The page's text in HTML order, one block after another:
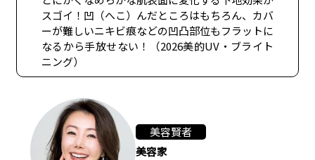
スゴイ！凹（へこ）んだところはもちろん、カバ
ーが難しいニキビ痕などの凹凸部位もフラットに
なるから手放せない！（2026美的UV・ブライト
ニング）
美容賢者
美容家